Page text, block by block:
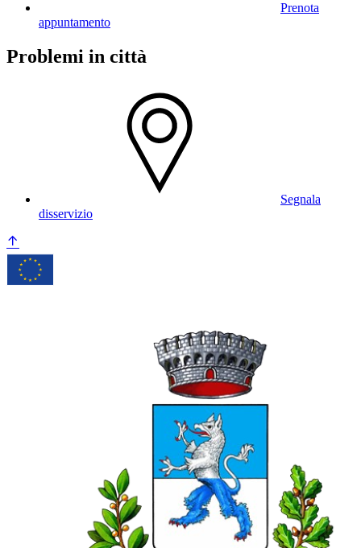
Prenota
appuntamento
Problemi in città
Segnala
disservizio